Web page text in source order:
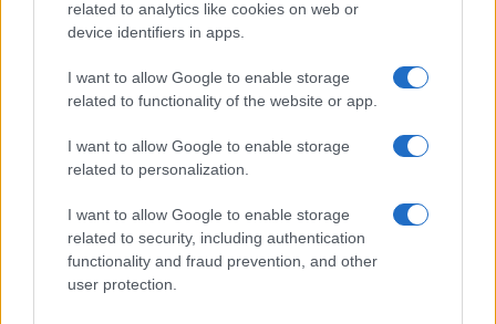
related to analytics like cookies on web or
device identifiers in apps.
I want to allow Google to enable storage
related to functionality of the website or app.
I want to allow Google to enable storage
related to personalization.
I want to allow Google to enable storage
related to security, including authentication
functionality and fraud prevention, and other
user protection.
Conference League: Στη Σόφια θα κριθεί η
πρόκριση του Παναθηναϊκού